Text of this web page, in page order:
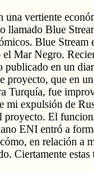
vertiente
llamado Blue
Blue Stream
Mar Negro.
en un
proyecto, que en
Turquía, fue
mi expulsión de
proyecto. El
ENI entró a
en relación a
Ciertamente